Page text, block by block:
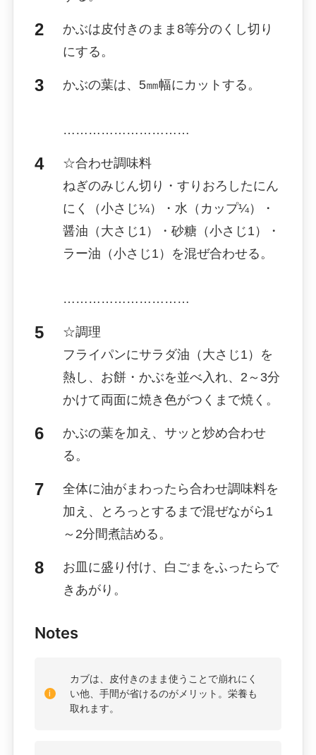
かぶは皮付きのまま8等分のくし切り
にする。
かぶの葉は、5㎜幅にカットする。
…………………………
☆合わせ調味料
ねぎのみじん切り・すりおろしたにん
にく（小さじ¼）・水（カップ¼）・
醤油（大さじ1）・砂糖（小さじ1）・
ラー油（小さじ1）を混ぜ合わせる。
…………………………
☆調理
フライパンにサラダ油（大さじ1）を
熱し、お餅・かぶを並べ入れ、2～3分
かけて両面に焼き色がつくまで焼く。
かぶの葉を加え、サッと炒め合わせ
る。
全体に油がまわったら合わせ調味料を
加え、とろっとするまで混ぜながら1
～2分間煮詰める。
お皿に盛り付け、白ごまをふったらで
きあがり。
Notes
カブは、皮付きのまま使うことで崩れにく
い他、手間が省けるのがメリット。栄養も
取れます。